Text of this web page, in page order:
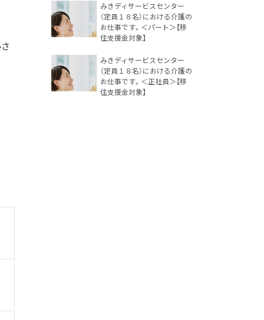
みきディサービスセンター
（定員１８名）における介護の
お仕事です。＜パート＞【移
住支援金対象】
みきディサービスセンター
（定員１８名）における介護の
お仕事です。＜正社員＞【移
住支援金対象】